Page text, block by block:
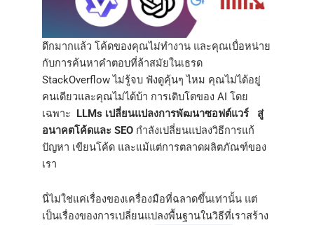
ดึกมากแล้ว โค้ดของคุณไม่ทำงาน และคุณเบื่อหน่าย
กับการค้นหาคำตอบที่ล้าสมัยในเธรด
StackOverflow ไม่รู้จบ ฟังดูคุ้นๆ ไหม คุณไม่ได้อยู่
คนเดียวและคุณไม่ได้บ้า การเติบโตของ AI โดย
เฉพาะ LLMs เปลี่ยนแปลงการพัฒนาซอฟต์แวร์ สู่
อนาคตโค้ดและ SEO กำลังเปลี่ยนแปลงวิธีการแก้
ปัญหา เขียนโค้ด และแม้แต่การตลาดผลิตภัณฑ์ของ
เรา
นี่ไม่ใช่แค่เรื่องของเครื่องมือที่ฉลาดขึ้นเท่านั้น แต่
เป็นเรื่องของการเปลี่ยนแปลงพื้นฐานในวิธีที่เราสร้าง